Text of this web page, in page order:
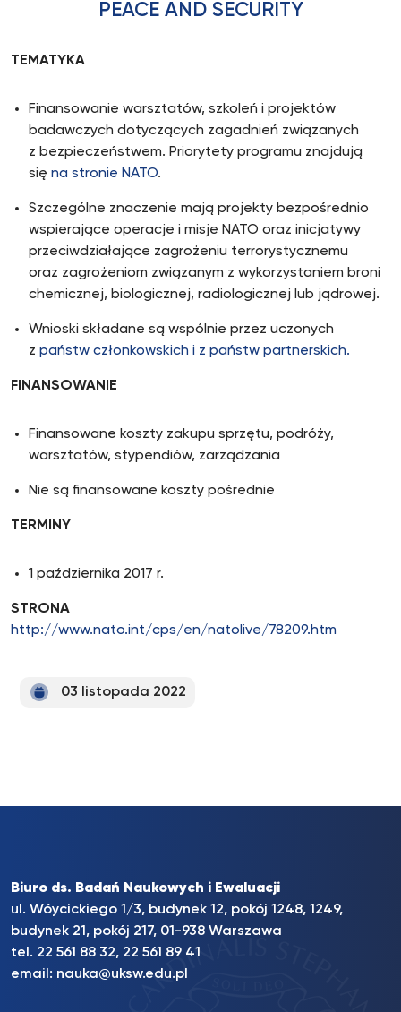
PEACE AND SECURITY
TEMATYKA
Finansowanie warsztatów, szkoleń i projektów
badawczych dotyczących zagadnień związanych
z bezpieczeństwem. Priorytety programu znajdują
się na stronie NATO.
Szczególne znaczenie mają projekty bezpośrednio
wspierające operacje i misje NATO oraz inicjatywy
przeciwdziałające zagrożeniu terrorystycznemu
oraz zagrożeniom związanym z wykorzystaniem broni
chemicznej, biologicznej, radiologicznej lub jądrowej.
Wnioski składane są wspólnie przez uczonych
z państw członkowskich i z państw partnerskich.
FINANSOWANIE
Finansowane koszty zakupu sprzętu, podróży,
warsztatów, stypendiów, zarządzania
Nie są finansowane koszty pośrednie
TERMINY
1 października 2017 r.
STRONA
http://www.nato.int/cps/en/natolive/78209.htm
03 listopada 2022
Biuro ds. Badań Naukowych i Ewaluacji
ul. Wóycickiego 1/3, budynek 12, pokój 1248, 1249,
budynek 21, pokój 217, 01-938 Warszawa
tel. 22 561 88 32, 22 561 89 41
email: nauka@uksw.edu.pl